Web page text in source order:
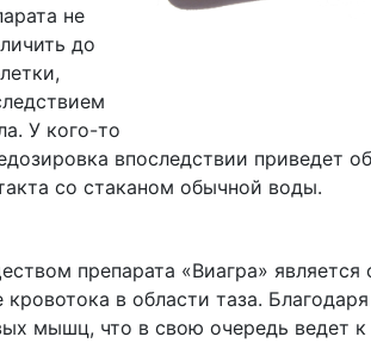
не
до
У кого-то
впоследствии приведет
со стаканом обычной воды.
препарата «Виагра» является
в области таза.
мышц, что в свою очередь ведет к